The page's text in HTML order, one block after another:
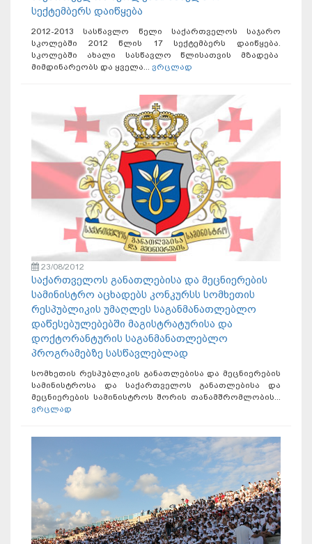
სექტემბერს დაიწყება
2012-2013 სასწავლო წელი საქართველოს საჯარო
სკოლებში 2012 წლის 17 სექტემბერს დაიწყება.
სკოლებში ახალი სასწავლო წლისათვის მზადება
მიმდინარეობს და ყველა... ვრცლად
23/08/2012
საქართველოს განათლებისა და მეცნიერების
სამინისტრო აცხადებს კონკურსს სომხეთის
რესპუბლიკის უმაღლეს საგანმანათლებლო
დაწესებულებებში მაგისტრატურისა და
დოქტორანტურის საგანმანათლებლო
პროგრამებზე სასწავლებლად
სომხეთის რესპუბლიკის განათლებისა და მეცნიერების
სამინისტროსა და საქართველოს განათლებისა და
მეცნიერების სამინისტროს შორის თანამშრომლობის...
ვრცლად